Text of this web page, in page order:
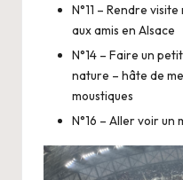
N°11 – Rendre
aux amis en Alsace
N°14 – Faire un
nature – hâte de
moustiques
N°16 – Aller voir un